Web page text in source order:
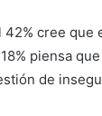
cree
piensa
de